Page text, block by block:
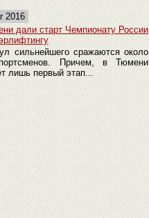
2016
дали старт Чемпионату России
сильнейшего сражаются около
Причем, в Тюмени
лишь первый этап...